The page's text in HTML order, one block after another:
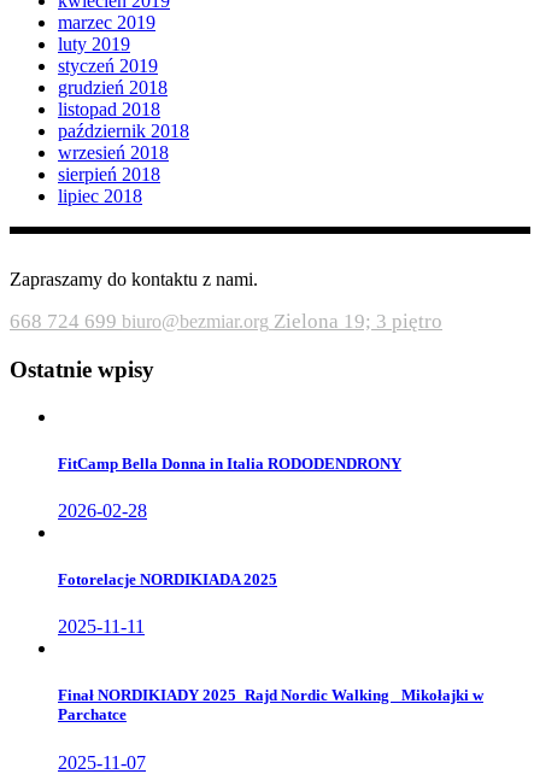
marzec 2019
luty 2019
styczeń 2019
grudzień 2018
listopad 2018
październik 2018
wrzesień 2018
sierpień 2018
lipiec 2018
Zapraszamy do kontaktu z nami.
668 724 699 biuro@bezmiar.org Zielona 19; 3 piętro
Ostatnie wpisy
FitCamp Bella Donna in Italia RODODENDRONY
2026-02-28
Fotorelacje NORDIKIADA 2025
2025-11-11
Finał NORDIKIADY 2025_Rajd Nordic Walking _Mikołajki w
Parchatce
2025-11-07